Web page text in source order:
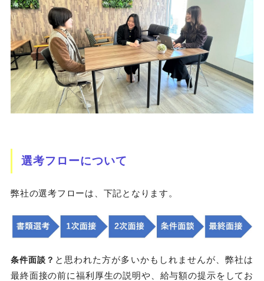
選考フローについて
弊社の選考フローは、下記となります。
条件面談？ と思われた方が多いかもしれませんが、弊社は
最終面接の前に福利厚生の説明や、給与額の提示をしてお